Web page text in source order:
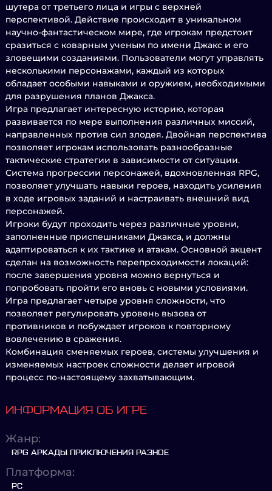
шутера от третьего лица и игры с верхней
перспективой. Действие происходит в уникальном
научно-фантастическом мире, где игрокам предстоит
сразиться с коварным ученым по имени Джакс и его
зловещими созданиями. Пользователи могут управлять
несколькими персонажами, каждый из которых
обладает особыми навыками и оружием, необходимыми
для разрушения планов Джакса.
Игра предлагает интересную историю, которая
развивается по мере выполнения различных миссий,
направленных против сил злодея. Двойная перспектива
позволяет игрокам использовать разнообразные
тактические стратегии в зависимости от ситуации.
Система прогрессии персонажей, вдохновленная RPG,
позволяет улучшать навыки героев, находить усиления
в ходе игровых заданий и настраивать внешний вид
персонажей.
Игроки будут проходить через различные уровни,
заполненные приспешниками Джакса, и должны
адаптироваться к их тактике и атакам. Основной акцент
сделан на возможность перепроходимости локаций:
после завершения уровня можно вернуться и
попробовать пройти его вновь с новыми условиями.
Игра предлагает четыре уровня сложности, что
позволяет регулировать уровень вызова от
противников и побуждает игроков к повторному
вовлечению в сражения.
Комбинация сменяемых героев, системы улучшения и
изменяемых настроек сложности делает игровой
процесс по-настоящему захватывающим.
ИНФОРМАЦИЯ ОБ ИГРЕ
Жанр:
RPG АРКАДЫ ПРИКЛЮЧЕНИЯ РАЗНОЕ
Платформа:
PC